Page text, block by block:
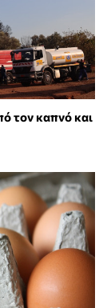
τον καπνό και